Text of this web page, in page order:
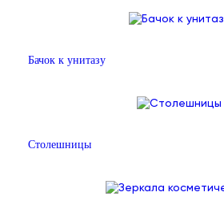
Бачок к унитазу
Столешницы